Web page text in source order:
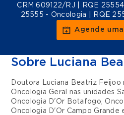
CRM 609122/RJ | RQE
25555 - Oncologia | RQE
Agende
Sobre Luciana
Doutora Luciana Beatriz
Oncologia Geral
nas unidades
Oncologia D'Or Botafogo,
Oncologia D'Or Campo Grande